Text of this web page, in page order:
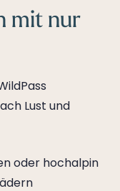
mit nur
Lust und
oder hochalpin